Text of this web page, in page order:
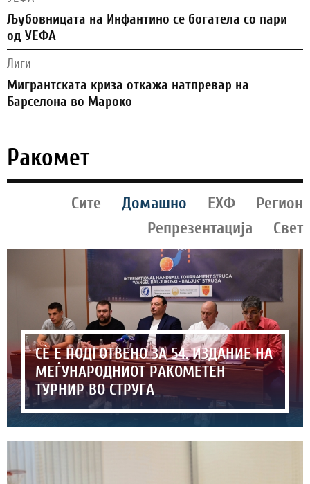
Љубовницата на Инфантино се богатела со пари
од УЕФА
Лиги
Мигрантската криза откажа натпревар на
Барселона во Мароко
Ракомет
Сите Домашно ЕХФ
Регион
Репрезентација
Свет
СЀ Е ПОДГОТВЕНО ЗА 54. ИЗДАНИЕ НА
МЕЃУНАРОДНИОТ РАКОМЕТЕН
ТУРНИР ВО СТРУГА